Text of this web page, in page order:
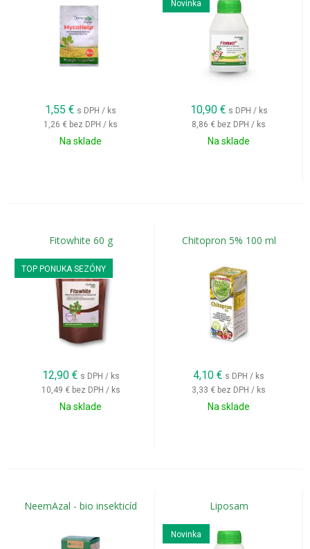
1,55 € s DPH / ks
1,26 € bez DPH / ks
Na sklade
Novinka
10,90 € s DPH / ks
8,86 € bez DPH / ks
Na sklade
Fitowhite 60 g
TOP PONUKA SEZÓNY
12,90 € s DPH / ks
10,49 € bez DPH / ks
Na sklade
Chitopron 5% 100 ml
4,10 € s DPH / ks
3,33 € bez DPH / ks
Na sklade
NeemAzal - bio insekticíd Liposam
Novinka